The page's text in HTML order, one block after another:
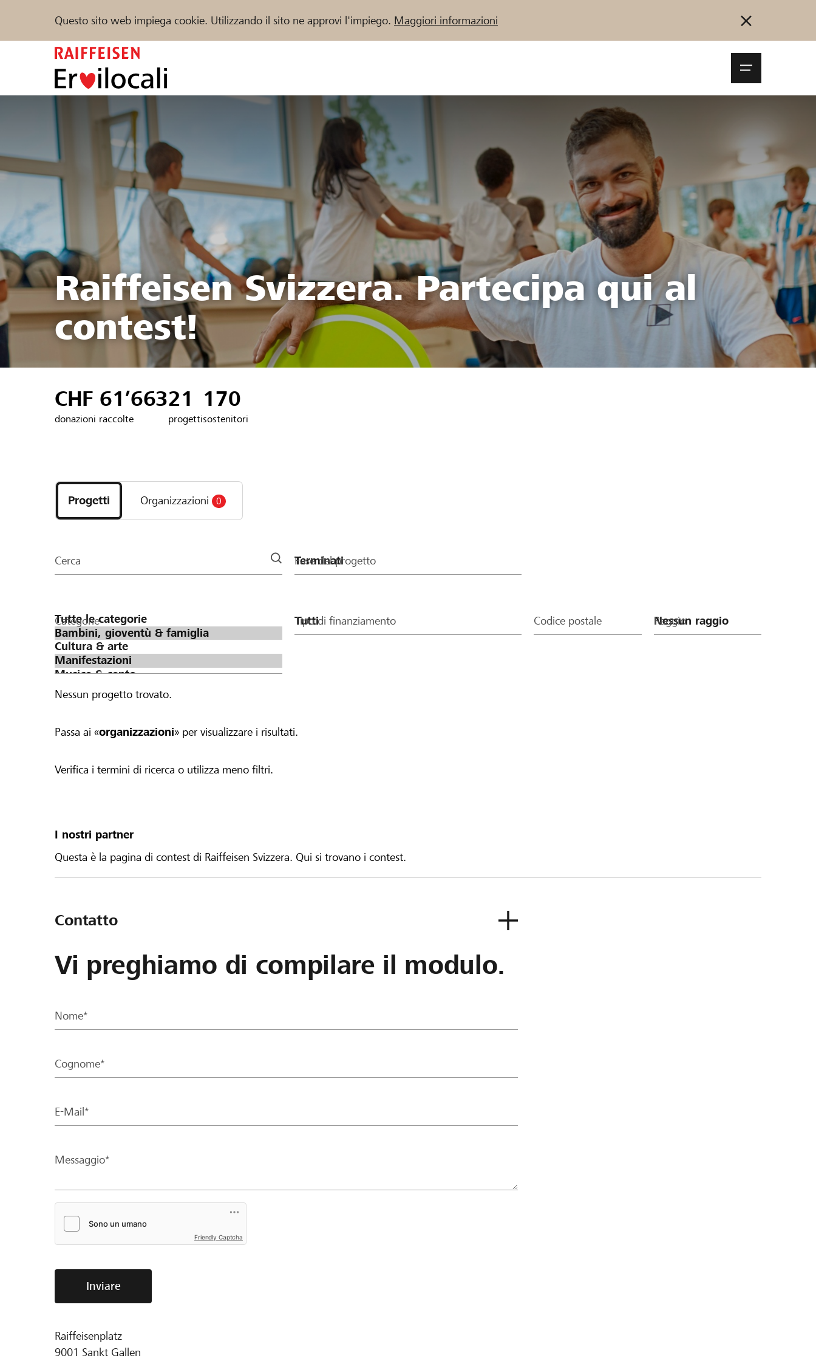
Questo sito web impiega cookie. Utilizzando il sito ne approvi l'impiego. Maggiori informazioni
Sostenere Aiuto & supporto Partner / Banche Raiffeisen Collegarsi
Trova progetti e organizzazioni Inizia ora
DE IT
Raiffeisen Svizzera. Partecipa qui al
contest!
CHF 61’663
donazioni raccolte
21
progetti
170
sostenitori
i
progetti
e
della
Progetti Organizzazioni 0
Cerca Fase del progetto
Categorie Tipo di finanziamento Codice postale Raggio
Nessun progetto trovato.
Passa ai «organizzazioni» per visualizzare i risultati.
Verifica i termini di ricerca o utilizza meno filtri.
I nostri partner
Questa è la pagina di contest di Raiffeisen Svizzera. Qui si trovano i contest.
Contatto
Vi preghiamo di compilare il modulo.
Nome*
Cognome*
E-Mail*
Messaggio*
Friendly Captcha
Inviare
Raiffeisenplatz
9001 Sankt Gallen